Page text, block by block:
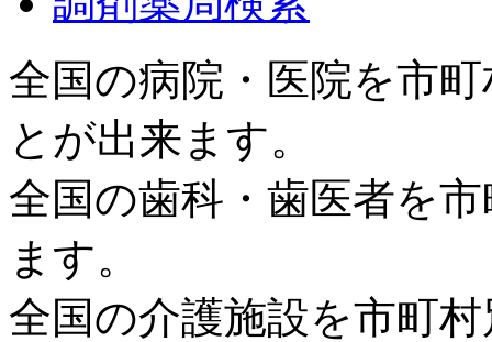
全国の病院・医院を市
とが出来ます。
全国の歯科・歯医者を
ます。
全国の介護施設を市町